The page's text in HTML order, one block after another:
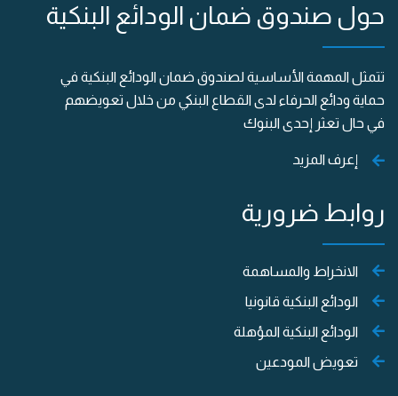
حول صندوق ضمان الودائع البنكية
تتمثل المهمة الأساسية لصندوق ضمان الودائع البنكية في
حماية ودائع الحرفاء لدى القطاع البنكي من خلال تعويضهم
في حال تعثر إحدى البنوك
إعرف المزيد
روابط ضرورية
الانخراط والمساهمة
الودائع البنكية قانونيا
الودائع البنكية المؤهلة
تعويض المودعين